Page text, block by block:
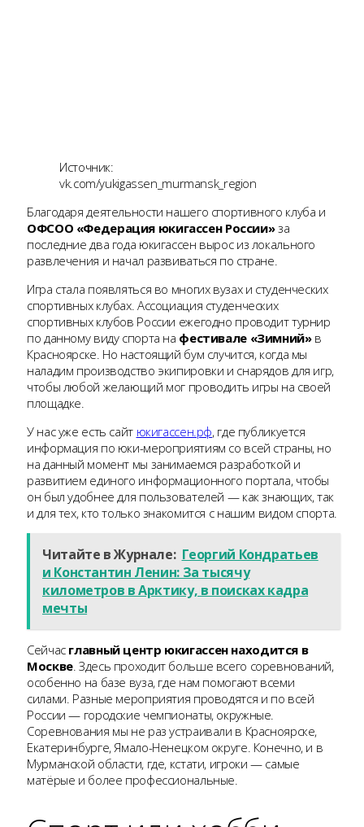
Источник:
vk.com/yukigassen_murmansk_region
Благодаря деятельности нашего спортивного клуба и
ОФСОО «Федерация юкигассен России»за
последние два года юкигассен вырос из локального
развлечения и начал развиваться по стране.
Игра стала появляться во многих вузах и студенческих
спортивных клубах. Ассоциация студенческих
спортивных клубов России ежегодно проводит турнир
по данному виду спорта на фестивале «Зимний»в
Красноярске. Но настоящий бум случится, когда мы
наладим производство экипировки и снарядов для игр,
чтобы любой желающий мог проводить игры на своей
площадке.
У нас уже есть сайт юкигассен.рф, где публикуется
информация по юки-мероприятиям со всей страны, но
на данный момент мы занимаемся разработкой и
развитием единого информационного портала, чтобы
он был удобнее для пользователей — как знающих, так
и для тех, кто только знакомится с нашим видом спорта.
Читайте в Журнале: Георгий Кондратьев
и Константин Ленин: За тысячу
километров в Арктику, в поисках кадра
мечты
Сейчас главный центр юкигассен находится в
Москве. Здесь проходит больше всего соревнований,
особенно на базе вуза, где нам помогают всеми
силами. Разные мероприятия проводятся и по всей
России — городские чемпионаты, окружные.
Соревнования мы не раз устраивали в Красноярске,
Екатеринбурге, Ямало-Ненецком округе. Конечно, и в
Мурманской области, где, кстати, игроки — самые
матёрые и более профессиональные.